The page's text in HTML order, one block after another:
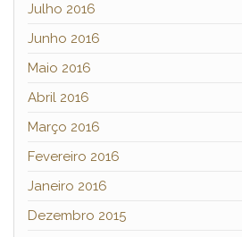
Julho 2016
Junho 2016
Maio 2016
Abril 2016
Março 2016
Fevereiro 2016
Janeiro 2016
Dezembro 2015